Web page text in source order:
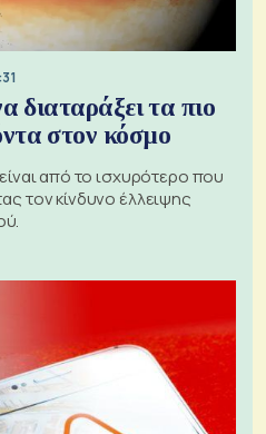
διαταράξει τα πιο
στον κόσμο
από το ισχυρότερο που
τον κίνδυνο έλλειψης